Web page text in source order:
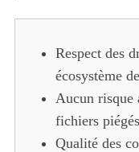
Respect des
écosystème
Aucun risque
fichiers
Qualité des